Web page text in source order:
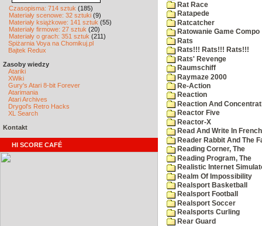
Czasopisma: 714 sztuk (185)
Materiały scenowe: 32 sztuki (9)
Materiały książkowe: 141 sztuk (55)
Materiały firmowe: 27 sztuk (20)
Materiały o grach: 351 sztuk (211)
Spiżarnia Voya na Chomikuj.pl
Bajtek Redux
Zasoby wiedzy
Atariki
XWiki
Gury's Atari 8-bit Forever
Atarimania
Atari Archives
Drygol's Retro Hacks
XL Search
Kontakt
HI SCORE CAFÉ
Rat Race
Ratapede
Ratcatcher
Ratowanie Game Compo
Rats
Rats!!! Rats!!! Rats!!!
Rats' Revenge
Raumschiff
Raymaze 2000
Re-Action
Reaction
Reaction And
Reactor Five
Reactor-X
Read And Write In
Reader Rabbit And The
Reading Corner, The
Reading Program, The
Realistic Internet
Realm Of Impossibility
Realsport Basketball
Realsport Football
Realsport Soccer
Realsports Curling
Rear Guard